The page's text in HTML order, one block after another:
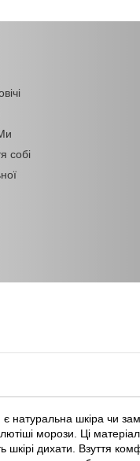
собі
натуральна шкіра чи
морози. Ці
дихати. Взуття